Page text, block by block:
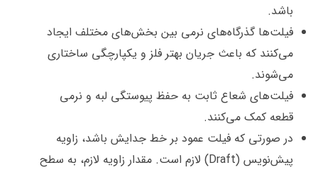
باشد.
فیلت‌ها گذرگاه‌های نرمی بین بخش‌های مختلف ایجاد
می‌کنند که باعث جریان بهتر فلز و یکپارچگی ساختاری
می‌شوند.
فیلت‌های شعاع ثابت به حفظ پیوستگی لبه و نرمی
قطعه کمک می‌کنند.
در صورتی که فیلت عمود بر خط جدایش باشد، زاویه
پیش‌نویس (Draft) لازم است. مقدار زاویه لازم، به سطح